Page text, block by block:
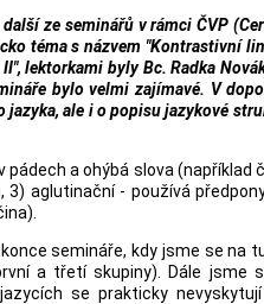
ze seminářů v rámci ČVP
téma s názvem "Kontrastivní
lektorkami byly Bc. Radka
bylo velmi zajímavé. V
jazyka, ale i o popisu jazykové
a ohýbá slova (například
aglutinační - používá
semináře, kdy jsme se na
a třetí skupiny). Dále jsme
se prakticky nevyskytují